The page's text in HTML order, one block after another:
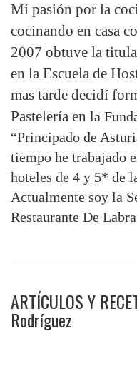
Mi pasión por la
cocinando en casa
2007 obtuve la
en la Escuela de
mas tarde decidí
Pastelería en la
“Principado de
tiempo he trabajado
hoteles de 4 y 5* de
Actualmente soy la
Restaurante De
ARTÍCULOS Y
Rodríguez